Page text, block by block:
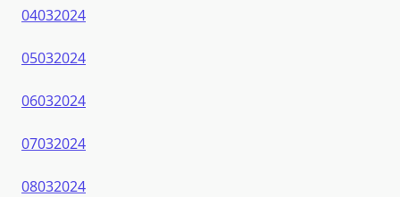
04032024
05032024
06032024
07032024
08032024